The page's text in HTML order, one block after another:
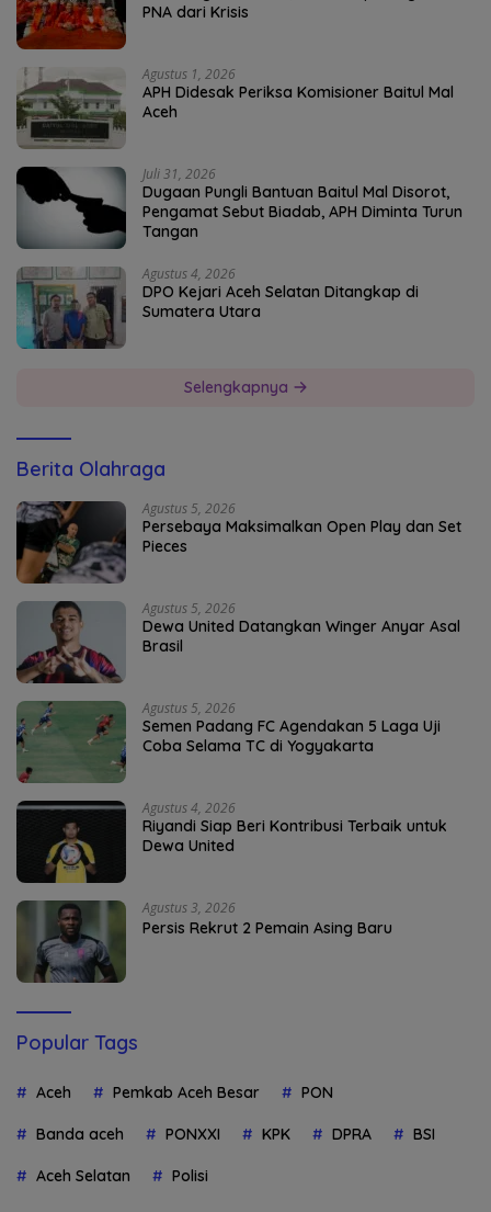
PNA dari Krisis
Agustus 1, 2026
APH Didesak Periksa Komisioner Baitul Mal
Aceh
Juli 31, 2026
Dugaan Pungli Bantuan Baitul Mal Disorot,
Pengamat Sebut Biadab, APH Diminta Turun
Tangan
Agustus 4, 2026
DPO Kejari Aceh Selatan Ditangkap di
Sumatera Utara
Selengkapnya
Berita Olahraga
Agustus 5, 2026
Persebaya Maksimalkan Open Play dan Set
Pieces
Agustus 5, 2026
Dewa United Datangkan Winger Anyar Asal
Brasil
Agustus 5, 2026
Semen Padang FC Agendakan 5 Laga Uji
Coba Selama TC di Yogyakarta
Agustus 4, 2026
Riyandi Siap Beri Kontribusi Terbaik untuk
Dewa United
Agustus 3, 2026
Persis Rekrut 2 Pemain Asing Baru
Popular Tags
Aceh Pemkab Aceh Besar PON
Banda aceh PONXXI KPK DPRA BSI
Aceh Selatan Polisi